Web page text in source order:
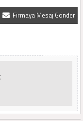
Firmaya Mesaj Gönder